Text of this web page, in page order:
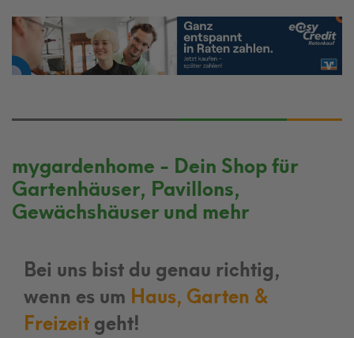
mygardenhome - Dein Shop für
Gartenhäuser, Pavillons,
Gewächshäuser und mehr
Bei uns bist du genau richtig,
wenn es um Haus, Garten &
Freizeitgeht!